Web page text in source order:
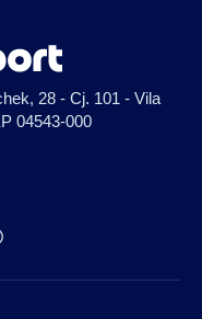
28 - Cj. 101 - Vila
04543-000